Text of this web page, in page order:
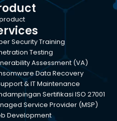
Security Training
Testing
Assessment (VA)
Data Recovery
& IT Maintenance
Sertifikasi ISO 27001
Service Provider (MSP)
Development